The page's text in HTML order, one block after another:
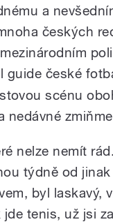
a
českých
guide české
scénu
nedávné
nelze nemít
týdně od
byl laskavý,
tenis, už jsi